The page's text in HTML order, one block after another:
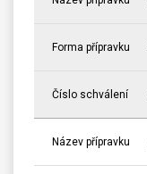
Forma přípravku
Číslo schválení
Název přípravku